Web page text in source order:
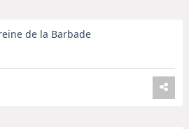
de la Barbade